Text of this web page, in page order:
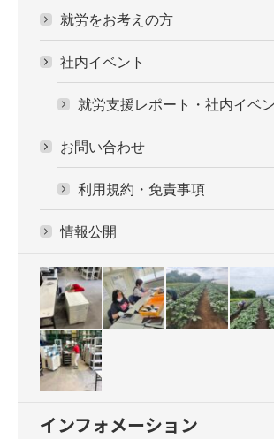
就労をお考えの方
社内イベント
就労支援レポート・社内イベ
お問い合わせ
利用規約・免責事項
情報公開
インフォメーション